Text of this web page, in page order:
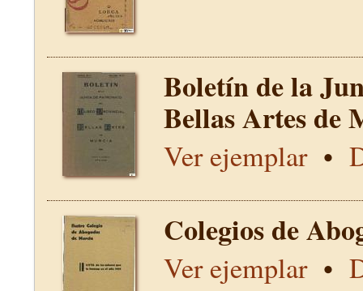
Boletín de la
Bellas Artes
Ver ejemplar•
Colegios de
Ver ejemplar•